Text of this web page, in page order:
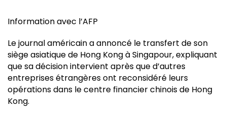
Information avec l’AFP
Le journal américain a annoncé le transfert de son
siège asiatique de Hong Kong à Singapour, expliquant
que sa décision intervient après que d’autres
entreprises étrangères ont reconsidéré leurs
opérations dans le centre financier chinois de Hong
Kong.